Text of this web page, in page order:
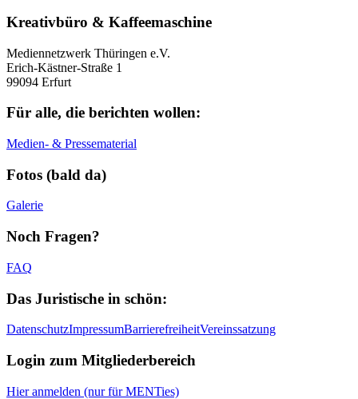
Kreativbüro & Kaffeemaschine
Mediennetzwerk Thüringen e.V.
Erich-Kästner-Straße 1
99094 Erfurt
Für alle, die berichten wollen:
Medien- & Pressematerial
Fotos (bald da)
Galerie
Noch Fragen?
FAQ
Das Juristische in schön:
DatenschutzImpressumBarrierefreiheitVereinssatzung
Login zum Mitgliederbereich
Hier anmelden (nur für MENTies)